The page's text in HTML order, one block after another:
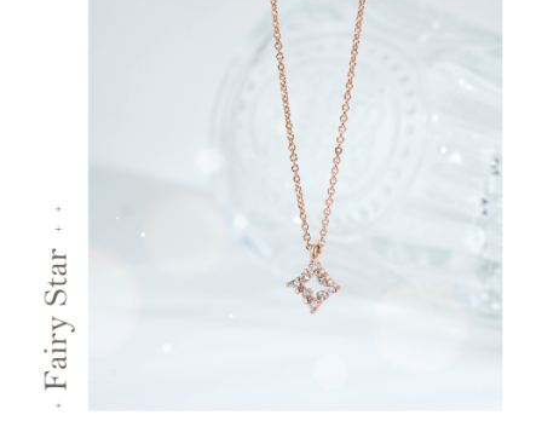
１．於結帳方式選擇「AFTEE先享後付」後，將跳轉至「AFTEE先享後付」
結帳頁面，進行簡訊認證並確認金額後，即可完成結帳。
２．訂單成立數日內，您將收到繳費通知簡訊。
３．收到繳費通知簡訊後14天內，點擊此簡訊中的連結，可透過四大超商／
ATM／網路銀行／等多元方式進行付款，方視為交易完成。
※ 請注意：結帳手續完成當下不需立刻繳費，但若您需要取消訂單，請聯絡
購買商品的店家。未經商家同意取消之訂單仍視為有效，需透過AFTEE先享
※ 交易是否成功請以「AFTEE先享後付 」之結帳頁面顯示為準，若有關於
是否繳費成功／繳費後需取消欲退款等相關疑問，請聯繫「AFTEE先享後付
客戶支援中心」
https://netprotections.freshdesk.com/support/home
【注意事項】
１．透過由恩沛科技股份有限公司提供之「AFTEE先享後付」服務完成之交
易，需依本服務之必要範圍內提供個人資料，並將交易相關給付款項請求債
權轉讓予恩沛科技股份有限公司。
２．關於個人資料處理事宜，請瀏覽以下網址：
https://aftee.tw/terms/#terms3
每筆NT$60，滿NT$1,500(含以上)免運費
每筆NT$60，滿NT$1,500(含以上)免運費
每筆NT$60，滿NT$1,500(含以上)免運費
付款後7-11取貨
每筆NT$60，滿NT$1,500(含以上)免運費
宅配
每筆NT$60，滿NT$1,500(含以上)免運費
付款後門市自取